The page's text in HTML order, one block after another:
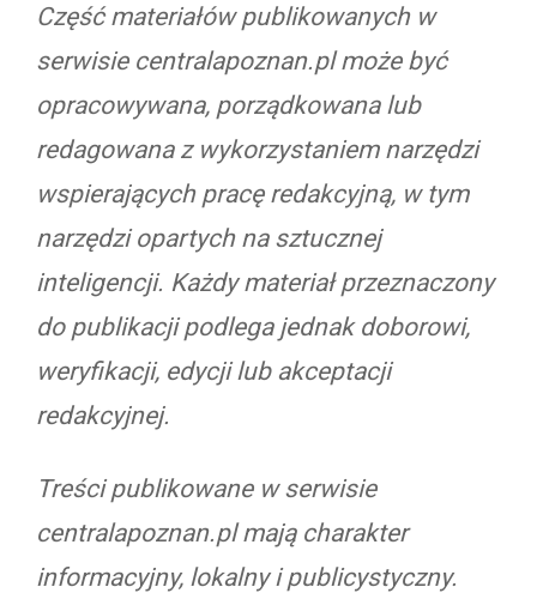
Część materiałów publikowanych w
serwisie centralapoznan.pl może być
opracowywana, porządkowana lub
redagowana z wykorzystaniem narzędzi
wspierających pracę redakcyjną, w tym
narzędzi opartych na sztucznej
inteligencji. Każdy materiał przeznaczony
do publikacji podlega jednak doborowi,
weryfikacji, edycji lub akceptacji
redakcyjnej.
Treści publikowane w serwisie
centralapoznan.pl mają charakter
informacyjny, lokalny i publicystyczny.